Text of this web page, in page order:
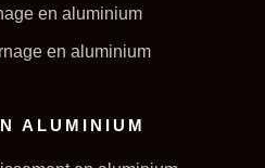
en aluminium
en aluminium
ALUMINIUM